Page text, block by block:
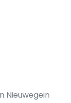
Nieuwegein